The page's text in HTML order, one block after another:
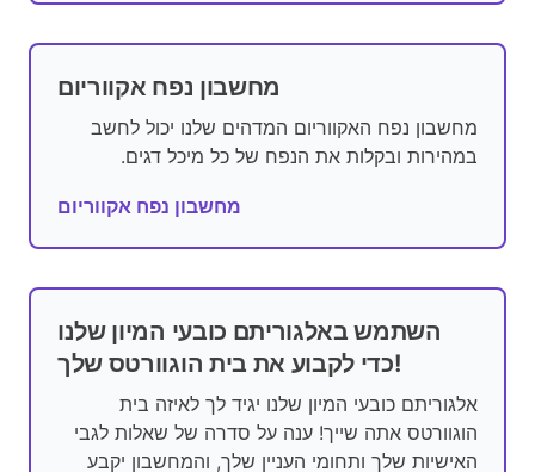
מחשבון נפח אקווריום
מחשבון נפח האקווריום המדהים שלנו יכול לחשב
במהירות ובקלות את הנפח של כל מיכל דגים.
מחשבון נפח אקווריום
השתמש באלגוריתם כובעי המיון שלנו
כדי לקבוע את בית הוגוורטס שלך!
אלגוריתם כובעי המיון שלנו יגיד לך לאיזה בית
הוגוורטס אתה שייך! ענה על סדרה של שאלות לגבי
האישיות שלך ותחומי העניין שלך, והמחשבון יקבע